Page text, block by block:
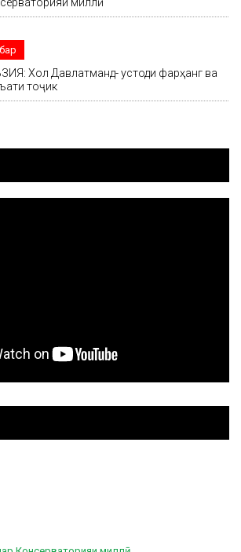
миллӣ
Хол Давлатманд- устоди фарҳанг ва
тоҷик